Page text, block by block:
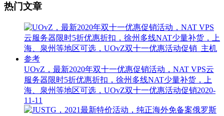
热门文章
UOvZ，最新2020年双十一优惠促销活动，NAT VPS云
服务器限时5折优惠折扣，徐州多线NAT少量补货，上
海、泉州等地区可选，UOvZ双十一优惠活动促销2020-
11-11